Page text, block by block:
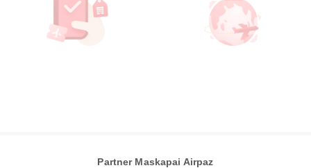
Partner Maskapai Airpaz